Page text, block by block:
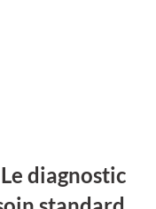
diagnostic